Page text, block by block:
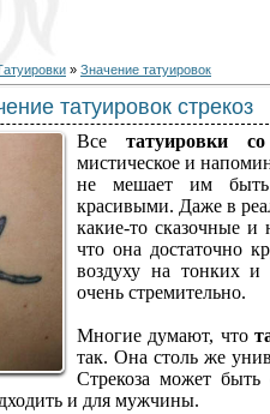
» Значение татуировок
татуировок стрекоз
Все татуировки
мистическое и
не мешает им быть
красивыми. Даже в
какие-то сказочные и
что она достаточно
воздуху на тонких и
очень стремительно.
Многие думают, что
так. Она столь же
Стрекоза может быть
и для мужчины.